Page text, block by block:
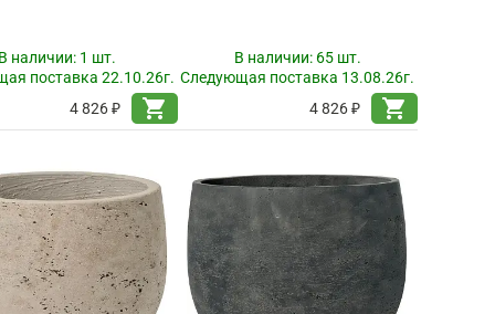
наличии: 1 шт.
поставка 22.10.26г.
4 826 ₽
shopping_cart
В наличии: 65 шт.
Следующая поставка 13.08.26г.
4 826 ₽
shopping_cart